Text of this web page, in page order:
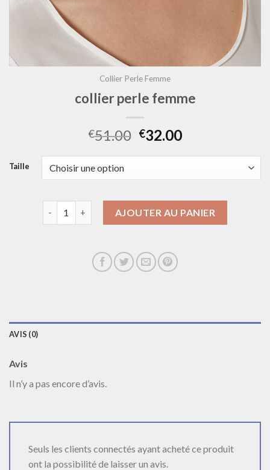
Collier Perle Femme
collier perle femme
€51.00 €32.00
Taille
AJOUTER AU PANIER
AVIS (0)
Avis
Il n’y a pas encore d’avis.
Seuls les clients connectés ayant acheté ce produit
ont la possibilité de laisser un avis.